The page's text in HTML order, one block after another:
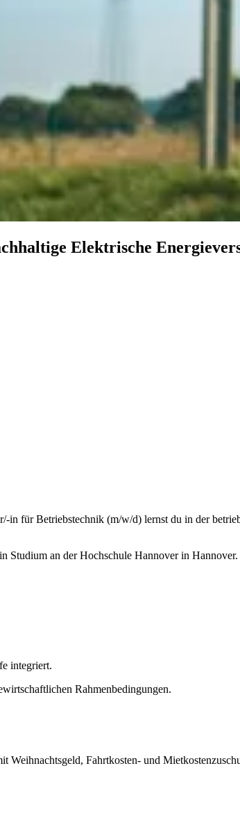
Elektrische
für Betriebstechnik (m/w/d) lernst du in der
an der Hochschule Hannover in
integriert.
Rahmenbedingungen.
Fahrtkosten- und